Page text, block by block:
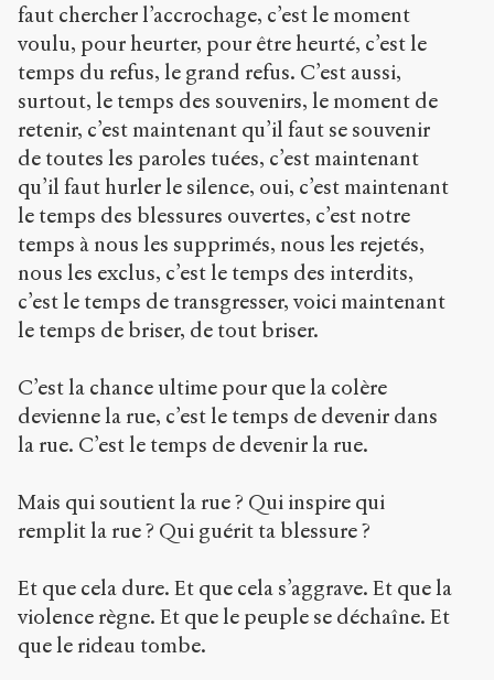
faut chercher l’accrochage, c’est le moment
voulu, pour heurter, pour être heurté, c’est le
temps du refus, le grand refus. C’est aussi,
surtout, le temps des souvenirs, le moment de
retenir, c’est maintenant qu’il faut se souvenir
de toutes les paroles tuées, c’est maintenant
qu’il faut hurler le silence, oui, c’est maintenant
le temps des blessures ouvertes, c’est notre
temps à nous les supprimés, nous les rejetés,
nous les exclus, c’est le temps des interdits,
c’est le temps de transgresser, voici maintenant
le temps de briser, de tout briser.
C’est la chance ultime pour que la colère
devienne la rue, c’est le temps de devenir dans
la rue. C’est le temps de devenir la rue.
Mais qui soutient la rue ? Qui inspire qui
remplit la rue ? Qui guérit ta blessure ?
Et que cela dure. Et que cela s’aggrave. Et que la
violence règne. Et que le peuple se déchaîne. Et
que le rideau tombe.